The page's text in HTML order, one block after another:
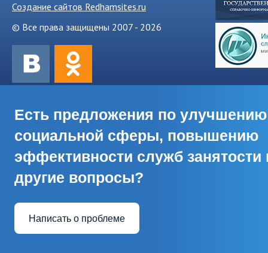
Создание сайтов Redhamsites.ru
© Все права защищены 2007 - 2026
Есть предложения по улучшению
социальной сферы, повышению
эффективности служб занятости
другие вопросы?
Написать о проблеме